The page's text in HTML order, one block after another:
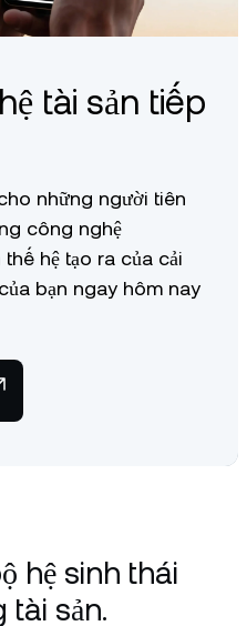
tài sản tiếp
những người tiên
công nghệ
hệ tạo ra của cải
bạn ngay hôm nay
hệ sinh thái
tài sản.